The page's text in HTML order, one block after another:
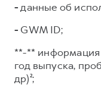
-данные об
- GWM ID;
**-** информация
год выпуска,
др)²;